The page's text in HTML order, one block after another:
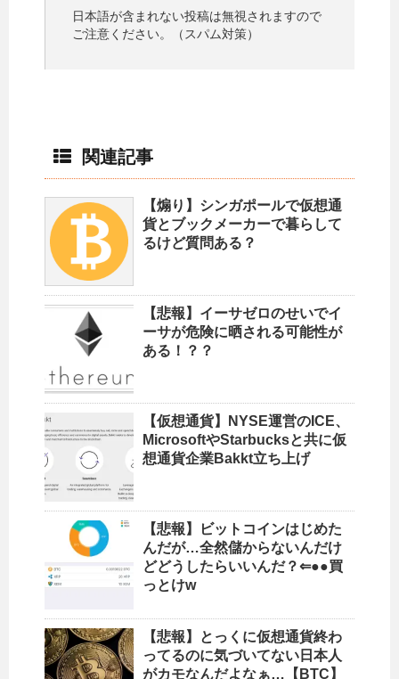
日本語が含まれない投稿は無視されますので
ご注意ください。（スパム対策）
関連記事
【煽り】シンガポールで仮想通
貨とブックメーカーで暮らして
るけど質問ある？
【悲報】イーサゼロのせいでイ
ーサが危険に晒される可能性が
ある！？？
【仮想通貨】NYSE運営のICE、
MicrosoftやStarbucksと共に仮
想通貨企業Bakkt立ち上げ
【悲報】ビットコインはじめた
んだが…全然儲からないんだけ
どどうしたらいいんだ？⇐●●買
っとけw
【悲報】とっくに仮想通貨終わ
ってるのに気づいてない日本人
がカモなんだよなぁ…【BTC】